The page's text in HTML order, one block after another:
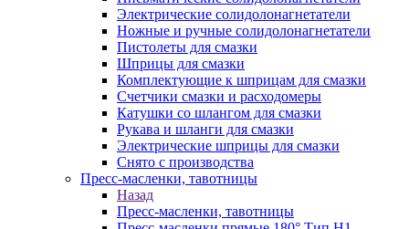
Электрические солидолонагнетатели
Ножные и ручные солидолонагнетатели
Пистолеты для смазки
Шприцы для смазки
Комплектующие к шприцам для смазки
Счетчики смазки и расходомеры
Катушки со шлангом для смазки
Рукава и шланги для смазки
Электрические шприцы для смазки
Снято с производства
Пресс-масленки, тавотницы
Назад
Пресс-масленки, тавотницы